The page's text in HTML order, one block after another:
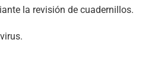
la revisión de cuadernillos.